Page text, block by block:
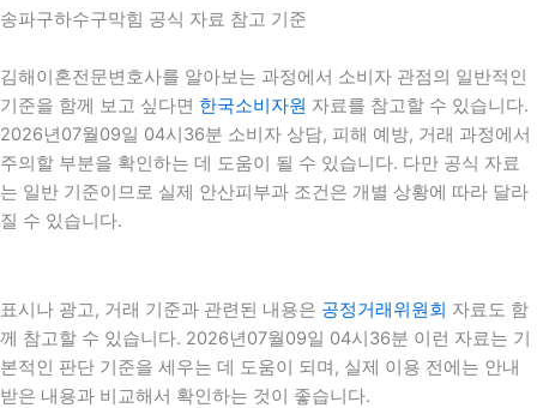
송파구하수구막힘 공식 자료 참고 기준
김해이혼전문변호사를 알아보는 과정에서 소비자 관점의 일반적인
기준을 함께 보고 싶다면 한국소비자원 자료를 참고할 수 있습니다.
2026년07월09일 04시36분 소비자 상담, 피해 예방, 거래 과정에서
주의할 부분을 확인하는 데 도움이 될 수 있습니다. 다만 공식 자료
는 일반 기준이므로 실제 안산피부과 조건은 개별 상황에 따라 달라
질 수 있습니다.
표시나 광고, 거래 기준과 관련된 내용은 공정거래위원회 자료도 함
께 참고할 수 있습니다. 2026년07월09일 04시36분 이런 자료는 기
본적인 판단 기준을 세우는 데 도움이 되며, 실제 이용 전에는 안내
받은 내용과 비교해서 확인하는 것이 좋습니다.